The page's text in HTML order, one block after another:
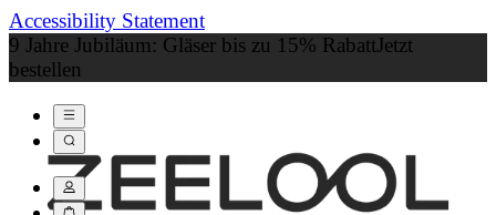
Accessibility Statement
9 Jahre Jubiläum: Gläser bis zu 15% RabattJetzt
bestellen